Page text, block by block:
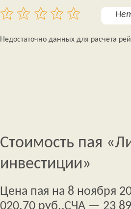
Недостаточно данных для расчета
Стоимость пая
инвестиции»
Цена пая на 8 ноября
020.70 руб.,СЧА — 23